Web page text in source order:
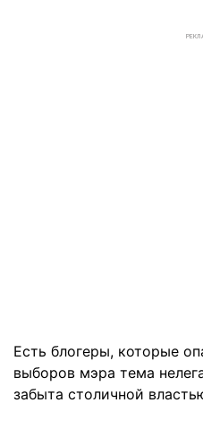
Есть блогеры, которые
выборов мэра тема
забыта столичной